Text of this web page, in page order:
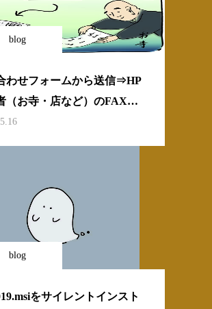
blog
わせフォームから送信⇒HP
（お寺・店など）のFAXに
ービス
blog
をサイレントインスト